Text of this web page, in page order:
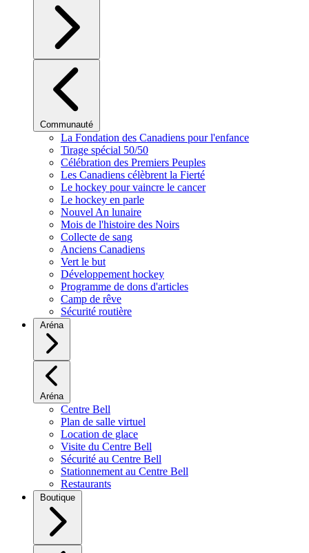
Communauté
La Fondation des Canadiens pour l'enfance
Tirage spécial 50/50
Célébration des Premiers Peuples
Les Canadiens célèbrent la Fierté
Le hockey pour vaincre le cancer
Le hockey en parle
Nouvel An lunaire
Mois de l'histoire des Noirs
Collecte de sang
Anciens Canadiens
Vert le but
Développement hockey
Programme de dons d'articles
Camp de rêve
Sécurité routière
Aréna
Aréna
Centre Bell
Plan de salle virtuel
Location de glace
Visite du Centre Bell
Sécurité au Centre Bell
Stationnement au Centre Bell
Restaurants
Boutique